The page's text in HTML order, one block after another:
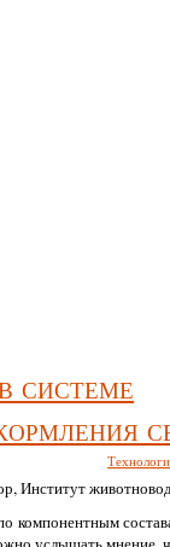
системе
Институт
компонентным